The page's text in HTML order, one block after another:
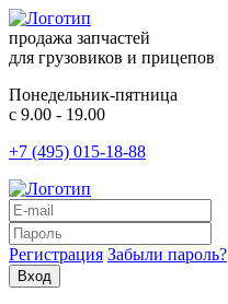
продажа запчастей
для грузовиков и прицепов
Понедельник-пятница
с 9.00 - 19.00
+7 (495) 015-18-88
Регистрация Забыли пароль?